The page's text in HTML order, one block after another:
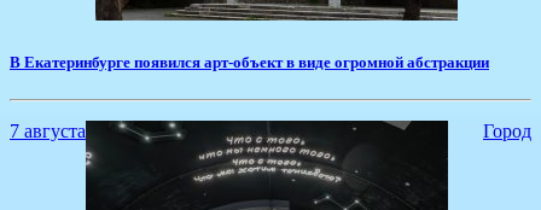
​В Екатеринбурге появился арт-объект в виде огромной абстракции
7 августа Город